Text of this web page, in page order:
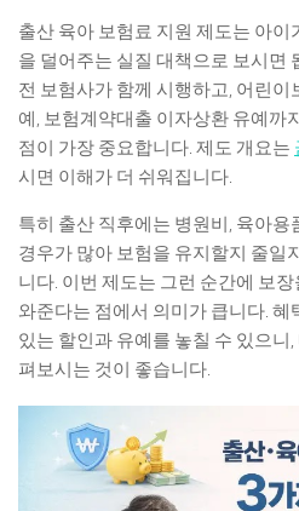
출산 육아 보험료 지원 제도는 아
을 덜어주는 실질 대책으로 보시면
전 보험사가 함께 시행하고, 어린
예, 보험계약대출 이자상환 유예까
점이 가장 중요합니다. 제도 개요는
시면 이해가 더 쉬워집니다.
특히 출산 직후에는 병원비, 육아
경우가 많아 보험을 유지할지 줄일
니다. 이번 제도는 그런 순간에 보
와준다는 점에서 의미가 큽니다.
있는 할인과 유예를 놓칠 수 있으니
펴보시는 것이 좋습니다.